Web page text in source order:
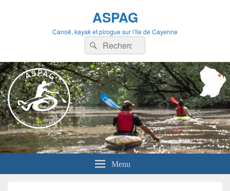
ASPAG
Canoë, kayak et pirogue sur l'île de Cayenne
Recherche :
Rechercher
Menu